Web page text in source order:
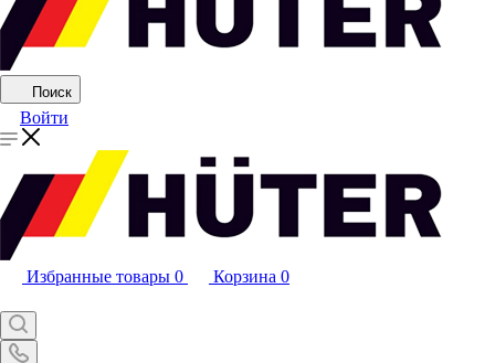
Поиск
Войти
Избранные товары 0 Корзина 0